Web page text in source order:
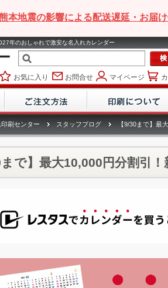
本地震の影響による配送遅延・お届け
年のおしゃれで激安な名入れカレンダー
お気に入り お問合せ マイページ
刷センター スタッフブログ 【9/30まで】最
まで】最大10,000円分割引